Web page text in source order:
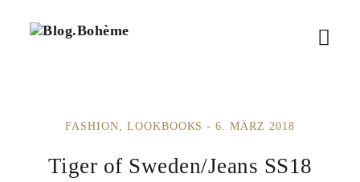
B
M
FASHION LOOKBOOKS 6. MÄRZ 2018
Tiger of Sweden/Jeans SS18